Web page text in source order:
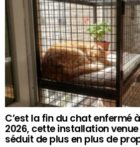
C’est la fin du chat enfermé
2026, cette installation
séduit de plus en plus de